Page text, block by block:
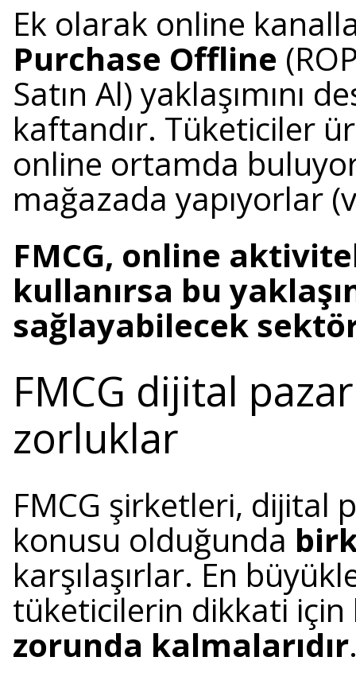
Ek olarak online
Purchase Offline
Satın Al) yaklaşımını
kaftandır. Tüketiciler
online ortamda buluyor
mağazada yapıyorlar
FMCG, online
kullanırsa bu
sağlayabilecek
FMCG dijital
zorluklar
FMCG şirketleri, dijital
konusu olduğunda
karşılaşırlar. En
tüketicilerin dikkati için
zorunda kalmalarıdır